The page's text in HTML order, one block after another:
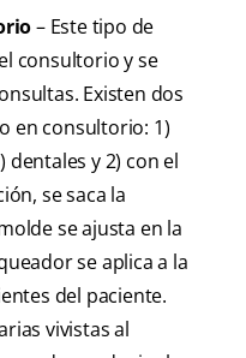
– Este tipo de
consultorio y se
Existen dos
en consultorio: 1)
dentales y 2) con el
se saca la
se ajusta en la
se aplica a la
del paciente.
vivistas al